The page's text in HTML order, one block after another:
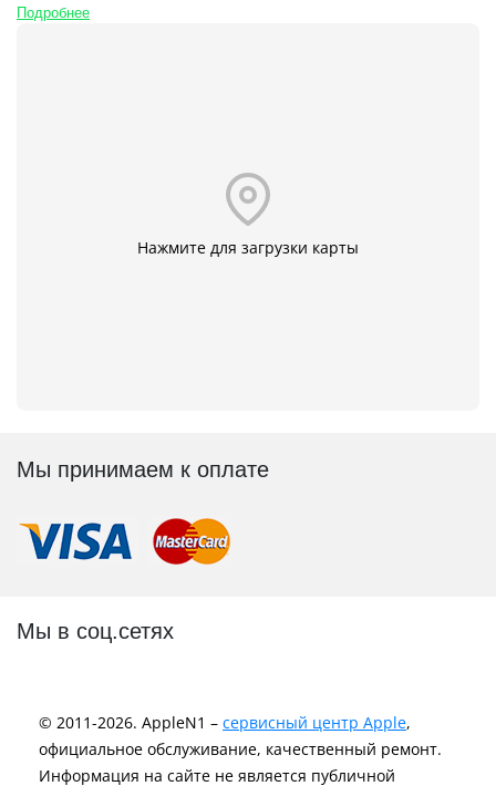
Подробнее
Нажмите для загрузки карты
Мы принимаем к оплате
Мы в соц.сетях
© 2011-2026. AppleN1 – сервисный центр Apple,
официальное обслуживание, качественный ремонт.
Информация на сайте не является публичной